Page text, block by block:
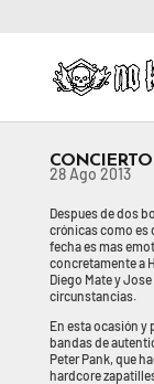
28 Ago 2013
Despues de dos
crónicas como es
fecha es mas
concretamente a
Diego Mate y
circunstancias.
En esta ocasión y
bandas de
Peter Pank, que
hardcore